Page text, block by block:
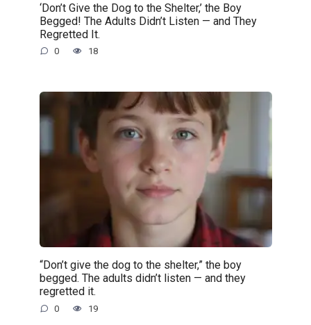
‘Don’t Give the Dog to the Shelter,’ the Boy
Begged! The Adults Didn’t Listen — and They
Regretted It.
0 18
“Don’t give the dog to the shelter,” the boy
begged. The adults didn’t listen — and they
regretted it.
0 19